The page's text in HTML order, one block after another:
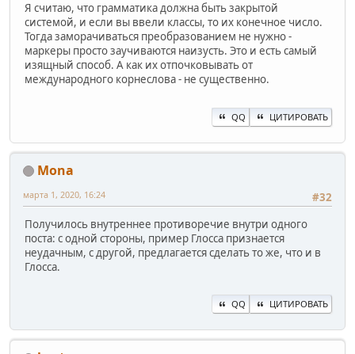
Я считаю, что грамматика должна быть закрытой
системой, и если вы ввели классы, то их конечное число.
Тогда заморачиваться преобразованием не нужно -
маркеры просто заучиваются наизусть. Это и есть самый
изящный способ. А как их отпочковывать от
международного корнеслова - не существенно.
QQ ЦИТИРОВАТЬ
Mona
#32
марта 1, 2020, 16:24
Получилось внутреннее противоречие внутри одного
поста: с одной стороны, пример Глосса признается
неудачным, с другой, предлагается сделать то же, что и в
Глосса.
QQ ЦИТИРОВАТЬ